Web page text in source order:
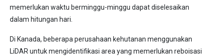
memerlukan waktu berminggu-minggu dapat diselesaikan
dalam hitungan hari.
Di Kanada, beberapa perusahaan kehutanan menggunakan
LiDAR untuk mengidentifikasi area yang memerlukan reboisasi